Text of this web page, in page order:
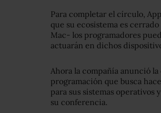
Para completar el círculo,
que su ecosistema es
Mac- los programadores
actuarán en dichos
Ahora la compañía anunció
programación que busca
para sus sistemas operativos
su conferencia.